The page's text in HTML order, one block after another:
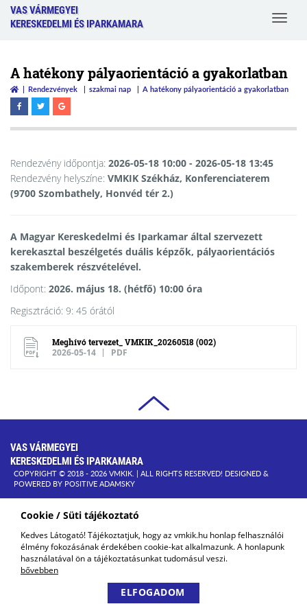
Cookie / Süti tájékoztató
Kedves Látogató! Tájékoztatjuk, hogy az vmkik.hu honlap felhasználói
élmény fokozásának érdekében cookie-kat alkalmazunk. A honlapunk
használatával ön a tájékoztatásunkat tudomásul veszi.
bővebben
ELFOGADOM
VAS VÁRMEGYEI
KERESKEDELMI ÉS IPARKAMARA
Toggle
A hatékony pályaorientáció a gyakorlatban
Rendezvények szakmai nap A hatékony pályaorientáció a gyakorlatban
Rendezvény időpontja: 2026-05-18 10:00 - 2026-05-18 13:45
Rendezvény helyszíne: VMKIK Székház, Konferenciaterem
(9700 Szombathely, Honvéd tér 2.)
A Magyar Kereskedelmi és Iparkamar által szervezett
kerekasztal beszélgetés duális képzők, pályaorientációs
szakemberek részvételével.
Időpont: 2026. május 18. (hétfő) 10:00 óra
Regisztráció: 9: 45 órától
Meghívó tervezet_ VMKIK_20260518 (002)
2026-05-14 PDF
VAS VÁRMEGYEI
KERESKEDELMI ÉS IPARKAMARA
COPYRIGHT © 2018 - 2026 VMKIK. | ALL RIGHTS RESERVED! DESIGNED &
POWERED BY POSITIVE ADAMSKY